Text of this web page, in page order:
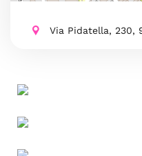
Via Pidatella, 230,